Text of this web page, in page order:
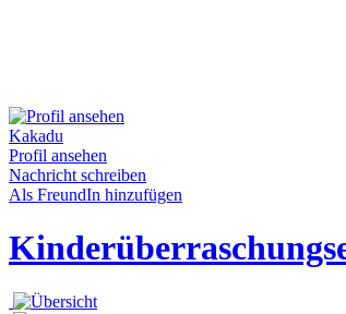
Kakadu
Profil ansehen
Nachricht schreiben
Als FreundIn hinzufügen